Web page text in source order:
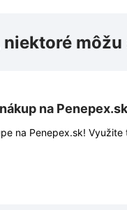
na Penepex.sk
na Penepex.sk!